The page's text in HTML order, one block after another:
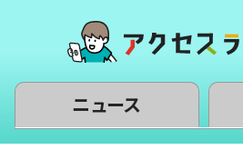
ニュース